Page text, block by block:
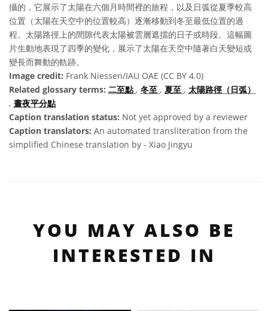
攝的，它展示了太陽在六個月時間裡的旅程，以及日弧從夏季較高
位置（太陽在天空中的位置較高）逐漸移動到冬至最低位置的過
程。太陽路徑上的間隙代表太陽被雲層遮擋的日子或時段。這幅圖
片生動地表現了四季的變化，展示了太陽在天空中隨著白天變短或
變長而舞動的軌跡。
Image credit: Frank Niessen/IAU OAE (CC BY 4.0)
Related glossary terms: 二至點 , 冬至 , 夏至 , 太陽路徑（日弧）
, 晝夜平分點
Caption translation status: Not yet approved by a reviewer
Caption translators: An automated transliteration from the
simplified Chinese translation by - Xiao Jingyu
YOU MAY ALSO BE
INTERESTED IN